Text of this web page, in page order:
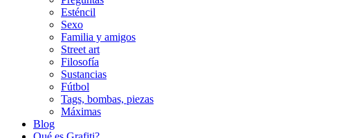
Esténcil
Sexo
Familia y amigos
Street art
Filosofía
Sustancias
Fútbol
Tags, bombas, piezas
Máximas
Blog